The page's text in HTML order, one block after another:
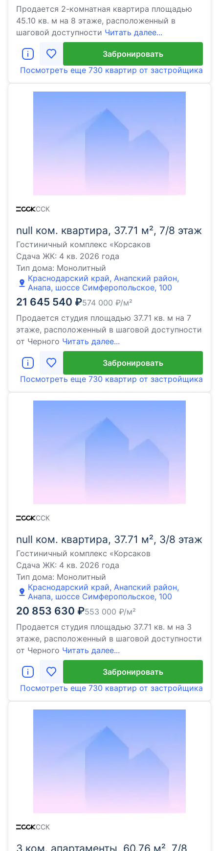
Продается 2-комнатная квартира площадью
45.10 кв. м на 8 этаже, расположенный в
шаговой доступности Читать далее...
Забронировать
Посмотреть еще 730 квартир от застройщика
null ком. квартира, 37.71 м², 7/8 этаж
Гостиничный комплекс «Корсаков
Сдача ЖК: 4 кв. 2026 года
Тип дома: Монолитный
Краснодарский край, Анапский район,
Анапа, шоссе Симферопольское, 100
21 645 540 ₽574 000 ₽/м²
Продается студия площадью 37.71 кв. м на 7
этаже, расположенный в шаговой доступности
от Черного Читать далее...
ССК
Забронировать
Посмотреть еще 730 квартир от застройщика
null ком. квартира, 37.71 м², 3/8 этаж
Гостиничный комплекс «Корсаков
Сдача ЖК: 4 кв. 2026 года
Тип дома: Монолитный
Краснодарский край, Анапский район,
Анапа, шоссе Симферопольское, 100
20 853 630 ₽553 000 ₽/м²
Продается студия площадью 37.71 кв. м на 3
этаже, расположенный в шаговой доступности
от Черного Читать далее...
ССК
Забронировать
Посмотреть еще 730 квартир от застройщика
3 ком. апартаменты, 60.76 м², 7/8
ССК